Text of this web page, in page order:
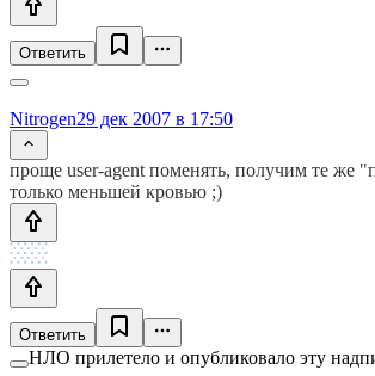
Ответить
Nitrogen29 дек 2007 в 17:50
проще user-agent поменять, получим те же
только меньшей кровью ;)
Ответить
НЛО прилетело и опубликовало эту